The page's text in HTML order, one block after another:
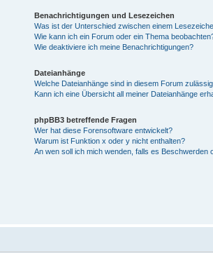
Benachrichtigungen und Lesezeichen
Was ist der Unterschied zwischen einem
Wie kann ich ein Forum oder ein Thema
Wie deaktiviere ich meine Benachrichtigungen?
Dateianhänge
Welche Dateianhänge sind in diesem Forum
Kann ich eine Übersicht all meiner Dateianhänge
phpBB3 betreffende Fragen
Wer hat diese Forensoftware entwickelt?
Warum ist Funktion x oder y nicht enthalten?
An wen soll ich mich wenden, falls es Beschwerden